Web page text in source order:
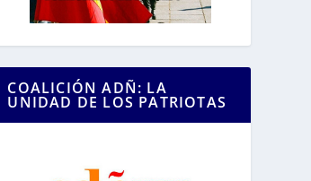
COALICIÓN ADÑ: LA
UNIDAD DE LOS PATRIOTAS